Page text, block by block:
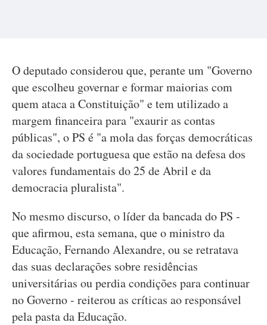
O deputado considerou que, perante um "Governo
que escolheu governar e formar maiorias com
quem ataca a Constituição" e tem utilizado a
margem financeira para "exaurir as contas
públicas", o PS é "a mola das forças democráticas
da sociedade portuguesa que estão na defesa dos
valores fundamentais do 25 de Abril e da
democracia pluralista".
No mesmo discurso, o líder da bancada do PS -
que afirmou, esta semana, que o ministro da
Educação, Fernando Alexandre, ou se retratava
das suas declarações sobre residências
universitárias ou perdia condições para continuar
no Governo - reiterou as críticas ao responsável
pela pasta da Educação.